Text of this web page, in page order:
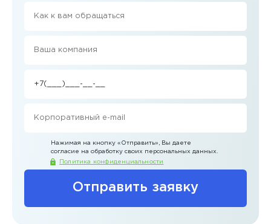
Отправить заявку
Нажимая на кнопку «Отправить»
, Вы даете
согласие на обработку своих персональных данных.
Политика конфиденциальности